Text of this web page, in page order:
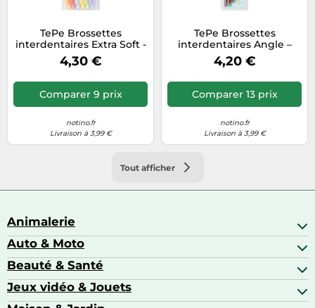
TePe Brossettes
interdentaires Extra Soft -
multi-tailles ISO 1-6 - 8
pièces
4,30 €
Comparer 9 prix
notino.fr
Livraison à 3,99 €
TePe Brossettes
interdentaires Angle –
Assortiment x 6
4,20 €
Comparer 13 prix
notino.fr
Livraison à 3,99 €
Tout afficher
Animalerie
Abris pour animaux sauvages
Aquariophilie
Colliers GPS
Matériel orthopédique pour animaux
Auto & Moto
Accessoires auto
Attelage & portage
Autoradios
Beauté & Santé
Alimentation bébé
Amour & contraception
Jeux vidéo & Jouets